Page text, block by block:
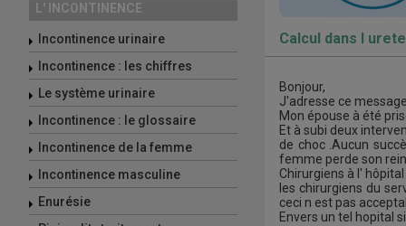
L' INCONTINENCE
Incontinence urinaire
Incontinence : les chiffres
Le système urinaire
Incontinence : le glossaire
Incontinence de la femme
Incontinence masculine
Enurésie
Calcul dans l
Bonjour,
J'adresse ce
Mon épouse à été
Et à subi deux
de choc .Aucun
femme perde son
Chirurgiens à l'
les chirurgiens du
ceci n est pas
Envers un tel hopital